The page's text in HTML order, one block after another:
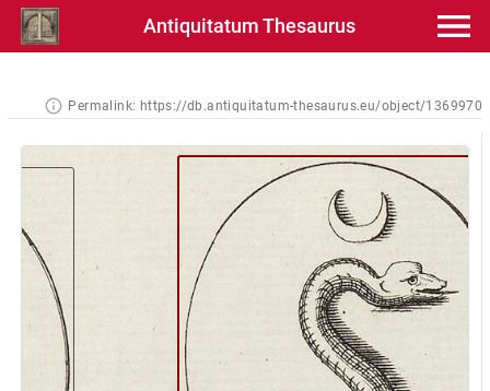
Antiquitatum Thesaurus
Permalink: https://db.antiquitatum-thesaurus.eu/object/1369970